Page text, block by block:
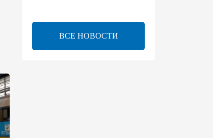
Расширены полномочия
холдинга AZCON - Указ
ВСЕ НОВОСТИ